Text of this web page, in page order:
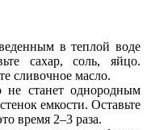
в теплой воде
сахар, соль, яйцо.
сливочное масло.
не станет однородным
емкости. Оставьте
время 2–3 раза.